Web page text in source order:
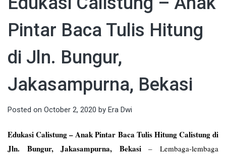
Pintar Baca Tulis Hitung
di Jln. Bungur,
Jakasampurna, Bekasi
Posted on October 2, 2020 by Era Dwi
Edukasi Calistung – Anak Pintar Baca Tulis Hitung Calistung di
Jln. Bungur, Jakasampurna, Bekasi–Lembaga-lembaga